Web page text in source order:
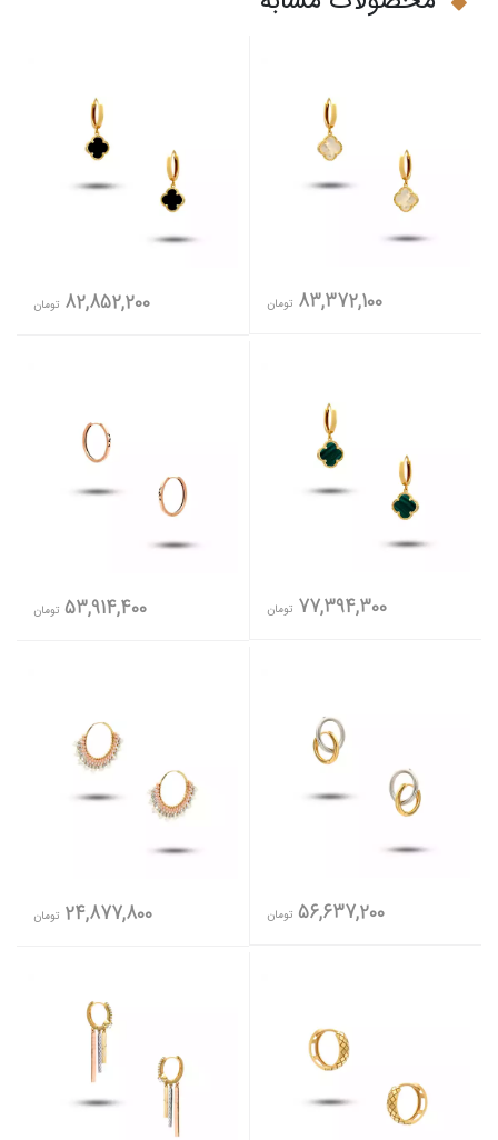
83,372,100 تومان 82,852,200 تومان
77,394,300 تومان 53,914,400 تومان
56,637,200 تومان 24,877,800 تومان